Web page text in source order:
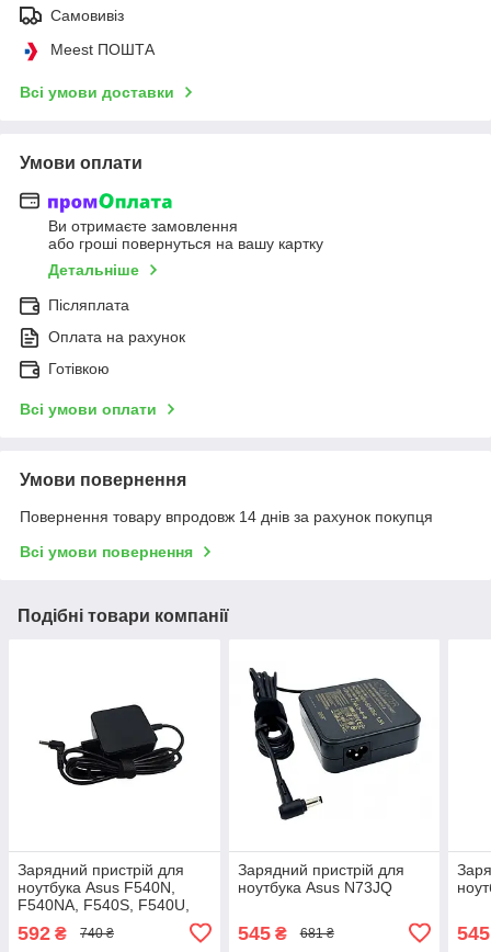
Самовивіз
Meest ПОШТА
Всі умови доставки
Умови оплати
Ви отримаєте замовлення
або гроші повернуться на вашу картку
Детальніше
Післяплата
Оплата на рахунок
Готівкою
Всі умови оплати
Умови повернення
Повернення товару впродовж 14 днів за рахунок покупця
Всі умови повернення
Подібні товари компанії
Зарядний пристрій для
ноутбука Asus F540N,
F540NA, F540S, F540U,
592 ₴ 740 ₴
Зарядний пристрій для
ноутбука Asus N73JQ
545₴ 681 ₴ 545